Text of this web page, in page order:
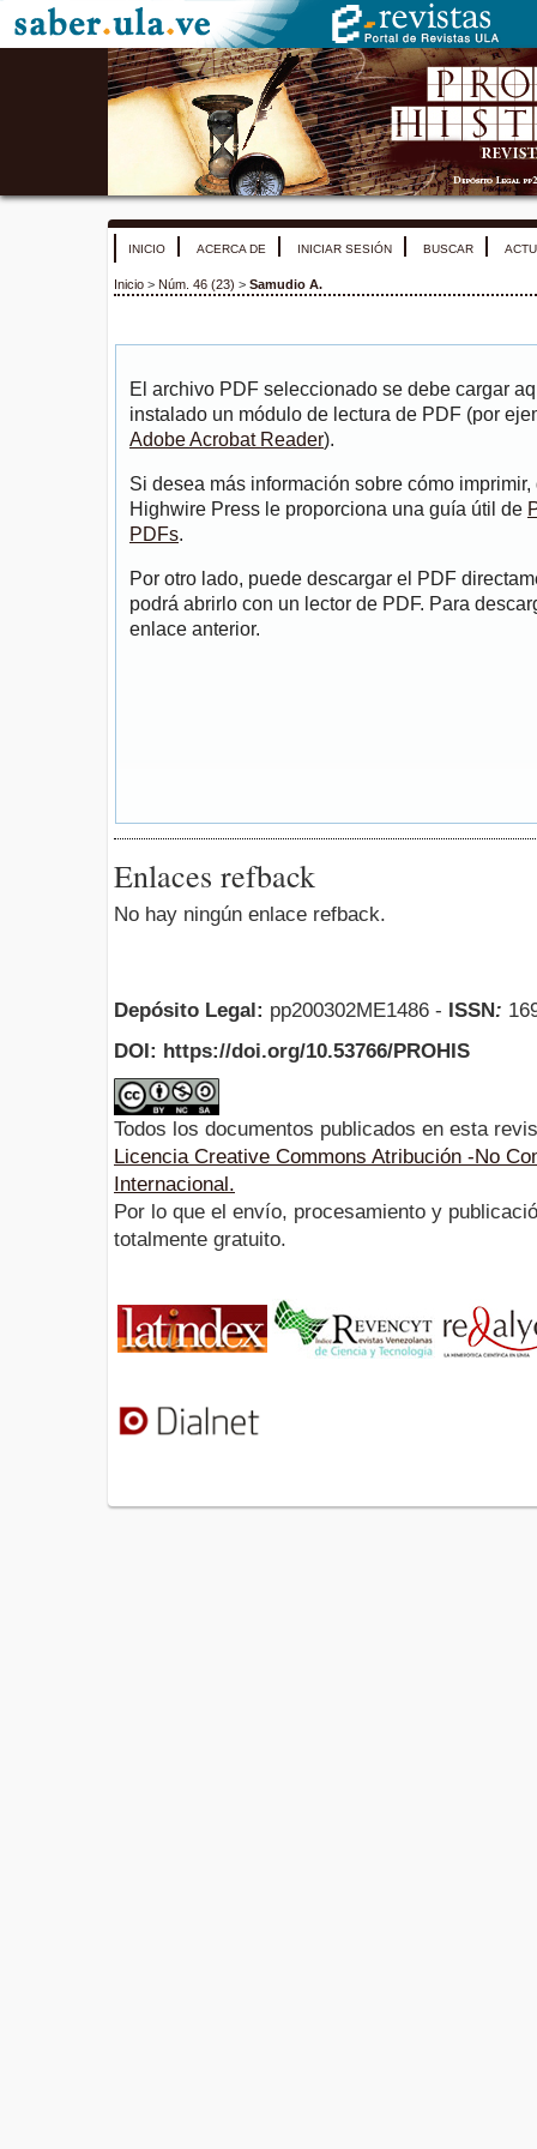
INICIO ACERCA DE INICIAR SESIÓN BUSCAR
Inicio > Núm. 46 (23) > Samudio A.
El archivo PDF seleccionado se debe cargar
instalado un módulo de lectura de PDF (por
Adobe Acrobat Reader).
Si desea más información sobre cómo
Highwire Press le proporciona una guía útil de
PDFs.
Por otro lado, puede descargar el PDF
podrá abrirlo con un lector de PDF. Para
enlace anterior.
Enlaces refback
No hay ningún enlace refback.
Depósito Legal: pp200302ME1486 - ISSN:
DOI: https://doi.org/10.53766/PROHIS
Todos los documentos publicados en esta
Licencia Creative Commons Atribución -No
Internacional.
Por lo que el envío, procesamiento y
totalmente gratuito.